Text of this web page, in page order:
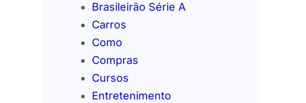
Brasileirão Série A
Carros
Como
Compras
Cursos
Entretenimento